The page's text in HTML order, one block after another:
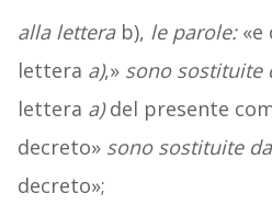
alla letterab), le parole:«e
lettera a),» sono sostituite
lettera a)del presente
decreto» sono sostituite
decreto»;